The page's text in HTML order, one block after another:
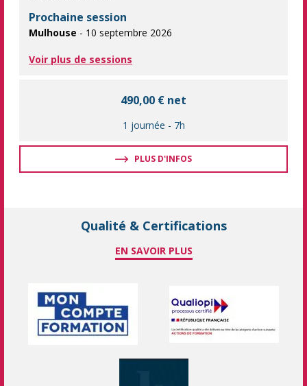
Prochaine session
Mulhouse - 10 septembre 2026
Voir plus de sessions
490,00 € net
1 journée - 7h
PLUS D'INFOS
Qualité & Certifications
EN SAVOIR PLUS